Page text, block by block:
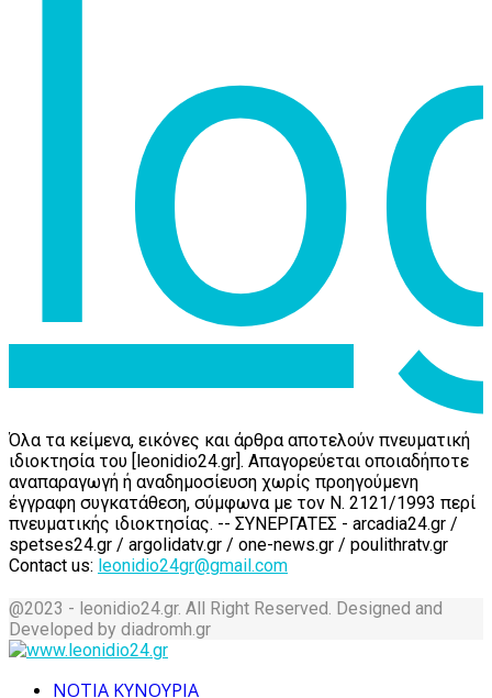
Όλα τα κείμενα, εικόνες και άρθρα αποτελούν πνευματική
ιδιοκτησία του [leonidio24.gr]. Απαγορεύεται οποιαδήποτε
αναπαραγωγή ή αναδημοσίευση χωρίς προηγούμενη
έγγραφη συγκατάθεση, σύμφωνα με τον Ν. 2121/1993 περί
πνευματικής ιδιοκτησίας. -- ΣΥΝΕΡΓΑΤΕΣ - arcadia24.gr /
spetses24.gr / argolidatv.gr / one-news.gr / poulithratv.gr
Contact us: leonidio24gr@gmail.com
@2023 - leonidio24.gr. All Right Reserved. Designed and
Developed by diadromh.gr
ΝΟΤΙΑ ΚΥΝΟΥΡΙΑ